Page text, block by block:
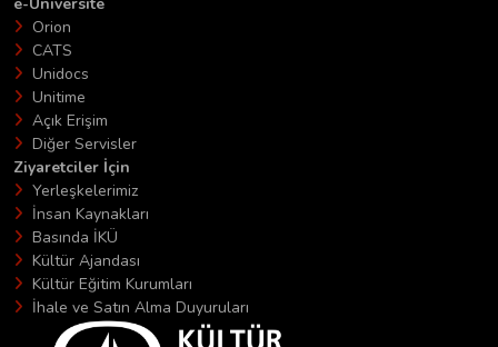
Orion
CATS
Unidocs
Unitime
Açık Erişim
Diğer Servisler
Ziyaretciler İçin
Yerleşkelerimiz
İnsan Kaynakları
Basında İKÜ
Kültür Ajandası
Kültür Eğitim Kurumları
İhale ve Satın Alma Duyuruları